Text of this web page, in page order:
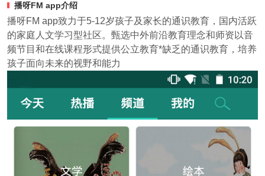
播呀FM app介绍
播呀FM app致力于5-12岁孩子及家长的通识教育，国内活跃
的家庭人文学习型社区。甄选中外前沿教育理念和师资以音
频节目和在线课程形式提供公立教育*缺乏的通识教育，培养
孩子面向未来的视野和能力